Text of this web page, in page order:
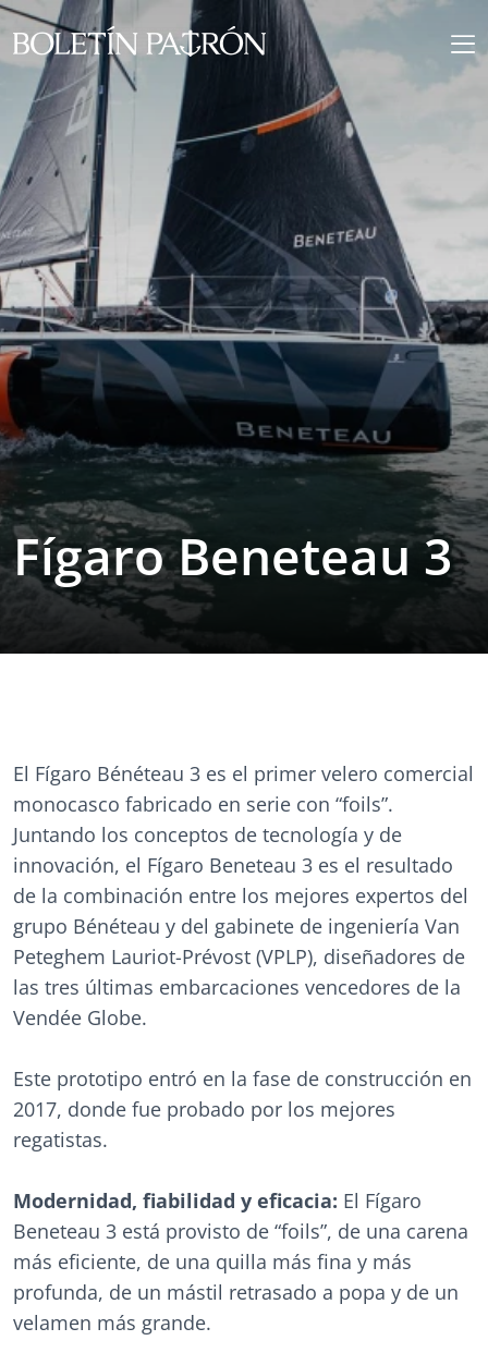
Fígaro Beneteau 3
El Fígaro Bénéteau 3 es el primer velero comercial
monocasco fabricado en serie con “foils”.
Juntando los conceptos de tecnología y de
innovación, el Fígaro Beneteau 3 es el resultado
de la combinación entre los mejores expertos del
grupo Bénéteau y del gabinete de ingeniería Van
Peteghem Lauriot-Prévost (VPLP), diseñadores de
las tres últimas embarcaciones vencedores de la
Vendée Globe.
Este prototipo entró en la fase de construcción en
2017, donde fue probado por los mejores
regatistas.
Modernidad, fiabilidad y eficacia: El Fígaro
Beneteau 3 está provisto de “foils”, de una carena
más eficiente, de una quilla más fina y más
profunda, de un mástil retrasado a popa y de un
velamen más grande.